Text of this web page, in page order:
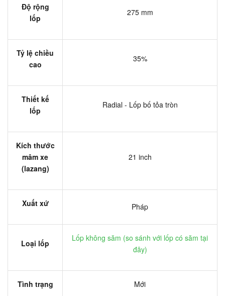
Độ rộng
lốp
275 mm
Tỷ lệ chiều
cao
35%
Thiết kế
lốp
Radial - Lốp bố tỏa tròn
Kích thước
mâm xe
(lazang)
21 inch
Xuất xứ Pháp
Loại lốp
Lốp không săm (so sánh với lốp có săm tại
đây)
Tình trạng Mới